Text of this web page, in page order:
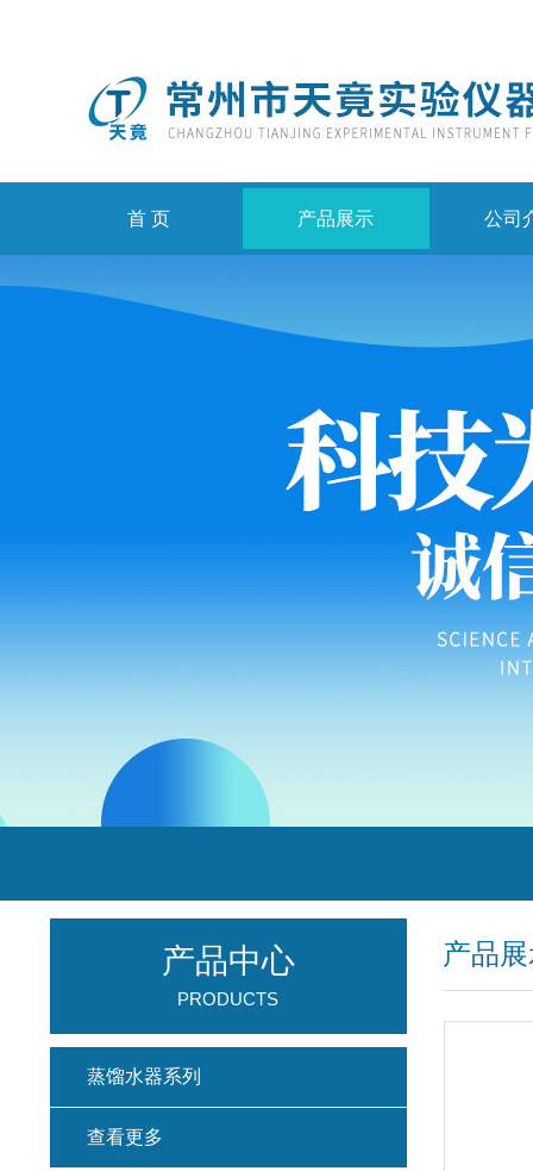
首 页 产品展示 公司
产品
产品中心
PRODUCTS
蒸馏水器系列
查看更多